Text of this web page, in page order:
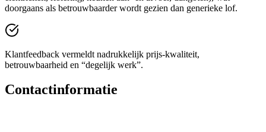
doorgaans als betrouwbaarder wordt gezien dan generieke lof.
Klantfeedback vermeldt nadrukkelijk prijs-kwaliteit,
betrouwbaarheid en “degelijk werk”.
Contactinformatie